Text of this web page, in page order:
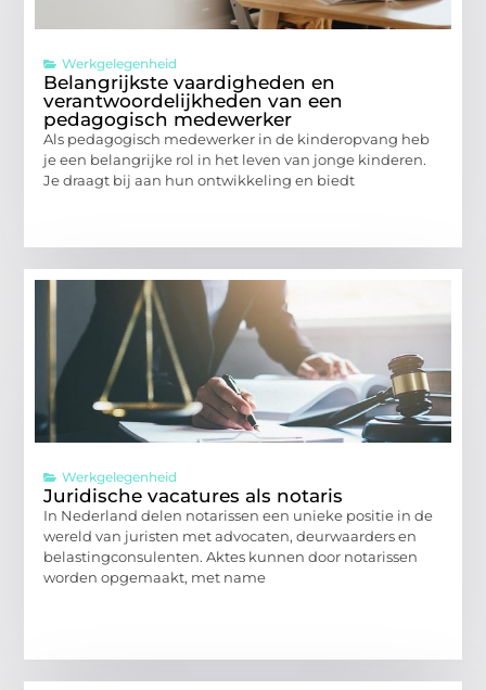
Werkgelegenheid
Belangrijkste vaardigheden en
verantwoordelijkheden van een
pedagogisch medewerker
Als pedagogisch medewerker in de kinderopvang heb
je een belangrijke rol in het leven van jonge kinderen.
Je draagt bij aan hun ontwikkeling en biedt
Werkgelegenheid
Juridische vacatures als notaris
In Nederland delen notarissen een unieke positie in de
wereld van juristen met advocaten, deurwaarders en
belastingconsulenten. Aktes kunnen door notarissen
worden opgemaakt, met name